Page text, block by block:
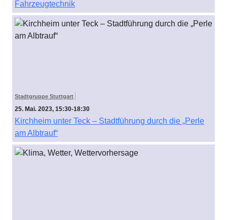
Fahrzeugtechnik
Stadtgruppe Stuttgart
25. Mai. 2023, 15:30-18:30
Kirchheim unter Teck – Stadtführung durch die „Perle
am Albtrauf“